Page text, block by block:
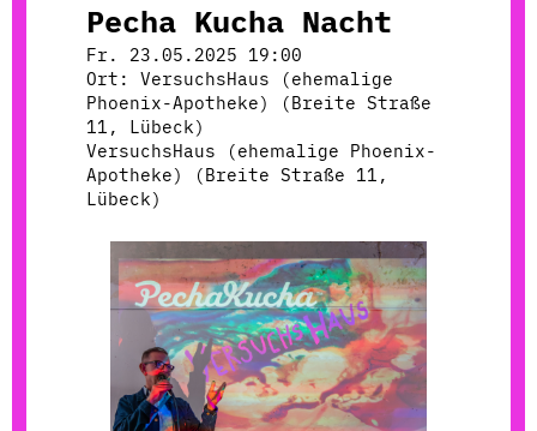
Pecha Kucha Nacht
Fr. 23.05.2025 19:00
Ort: VersuchsHaus (ehemalige
Phoenix-Apotheke) (Breite Straße
11, Lübeck)
VersuchsHaus (ehemalige Phoenix-
Apotheke) (Breite Straße 11,
Lübeck)